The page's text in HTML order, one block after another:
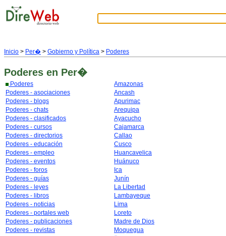
Inicio > Per� > Gobierno y Política > Poderes
Poderes en Per�
Poderes
Poderes - asociaciones
Poderes - blogs
Poderes - chats
Poderes - clasificados
Poderes - cursos
Poderes - directorios
Poderes - educación
Poderes - empleo
Poderes - eventos
Poderes - foros
Poderes - guías
Poderes - leyes
Poderes - libros
Poderes - noticias
Poderes - portales web
Poderes - publicaciones
Poderes - revistas
Amazonas
Ancash
Apurimac
Arequipa
Ayacucho
Cajamarca
Callao
Cusco
Huancavelica
Huánuco
Ica
Junín
La Libertad
Lambayeque
Lima
Loreto
Madre de Dios
Moquegua